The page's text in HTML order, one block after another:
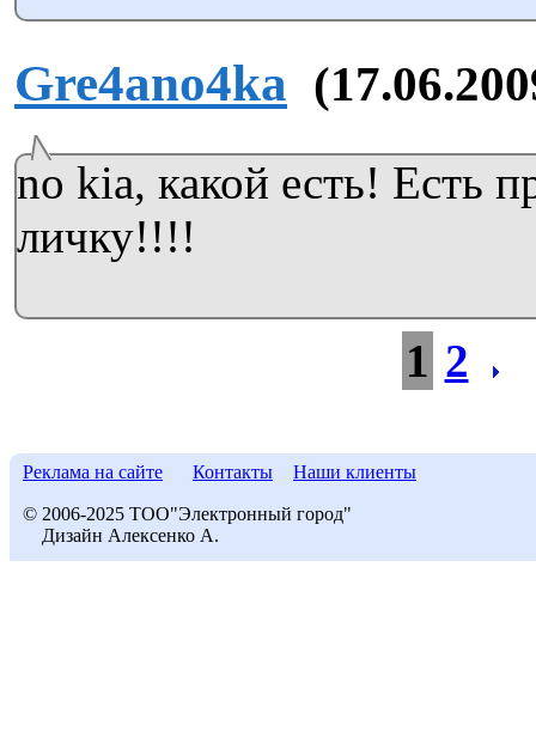
Gre4ano4ka
no kia, какой есть! Есть
личку!!!!
1 2
Реклама на сайте Контакты Наши клиенты
© 2006-2025 ТОО"Электронный город"
Дизайн Алексенко А.